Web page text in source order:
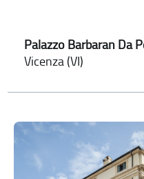
Palazzo Barbaran Da
Vicenza (VI)